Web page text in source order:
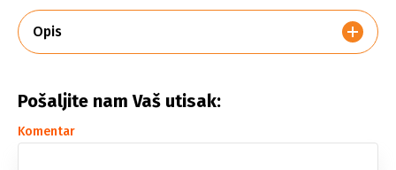
Opis
Pošaljite nam Vaš utisak:
Komentar